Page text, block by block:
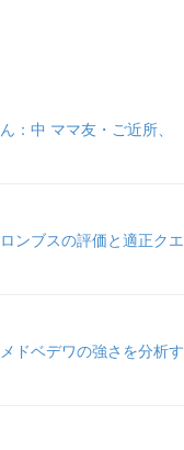
：中 ママ友・ご近所、
ンブスの評価と適正クエ
ドベデワの強さを分析す